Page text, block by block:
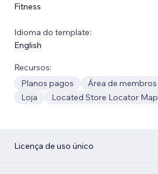
Fitness
Idioma do template:
English
Recursos:
Planos pagos
Área de membros
Loja
Located Store Locator Map
Licença de uso único